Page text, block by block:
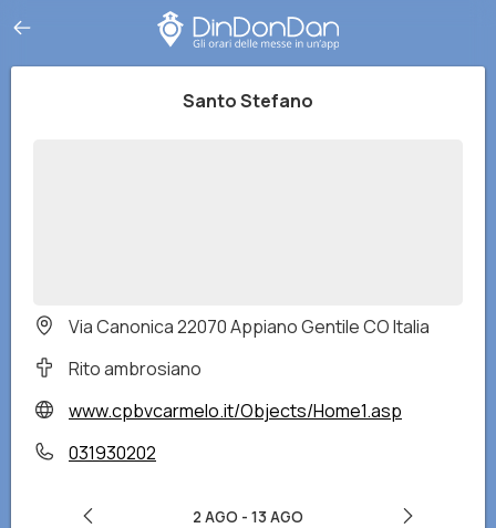
Santo Stefano
Via Canonica 22070 Appiano Gentile CO Italia
Rito ambrosiano
www.cpbvcarmelo.it/Objects/Home1.asp
031930202
2 AGO - 13 AGO